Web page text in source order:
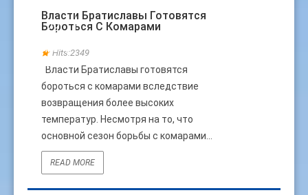
Власти Братиславы Готовятся
Бороться С Комарами
Hits:2349
Власти Братиславы готовятся
бороться с комарами вследствие
возвращения более высоких
температур. Несмотря на то, что
основной сезон борьбы с комарами...
29
МАРТ
READ MORE